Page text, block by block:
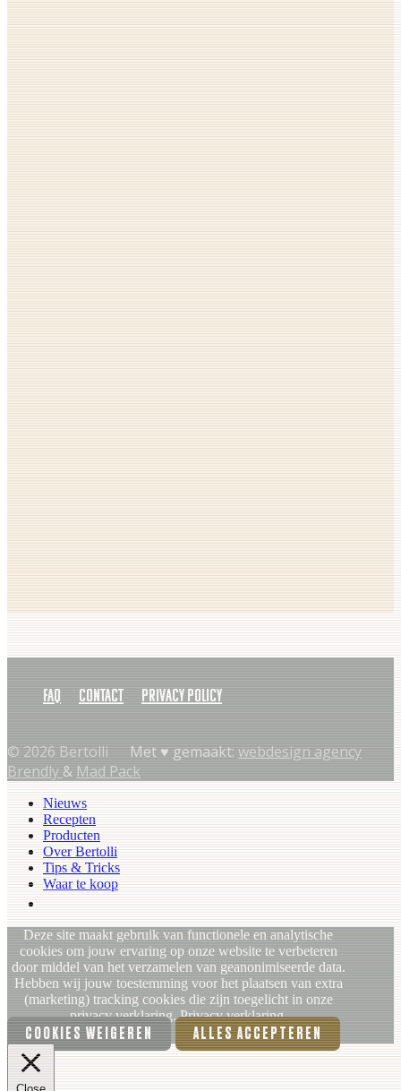
FAQ Contact Privacy policy
© 2026 Bertolli Met ♥︎ gemaakt:webdesign agency
Brendly&Mad Pack
Nieuws
Recepten
Producten
Over Bertolli
Tips & Tricks
Waar te koop
NL (BE)
Deze site maakt gebruik van functionele en analytische
cookies om jouw ervaring op onze website te verbeteren
door middel van het verzamelen van geanonimiseerde data.
Hebben wij jouw toestemming voor het plaatsen van extra
(marketing) tracking cookies die zijn toegelicht in onze
privacy verklaring.Privacy verklaring.
COOKIES WEIGEREN ALLES ACCEPTEREN